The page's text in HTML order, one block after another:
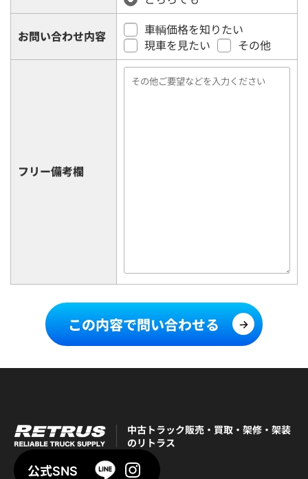
お問い合わせ内容
車輌価格を知りたい
現車を見たい
その他
フリー備考欄
この内容で問い合わせる
中古トラック販売・買取・架修・架装
のリトラス
公式SNS